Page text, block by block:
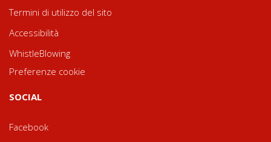
Termini di utilizzo del sito
Accessibilità
WhistleBlowing
Preferenze cookie
SOCIAL
Facebook